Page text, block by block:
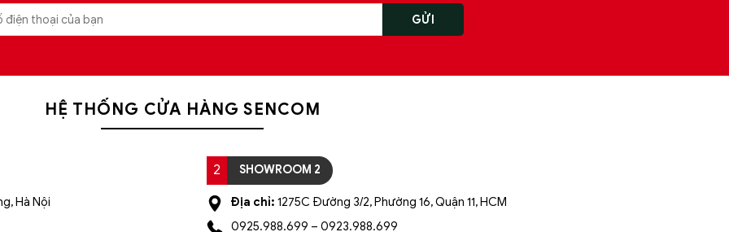
HỆ THỐNG CỬA HÀNG SENCOM
Hà Nội
2 SHOWROOM 2
Địa chỉ: 1275C Đường 3/2, Phường 16, Quận 11, HCM
0925.988.699 – 0923.988.699